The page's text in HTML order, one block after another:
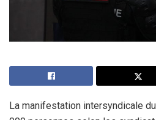
La manifestation intersyndicale